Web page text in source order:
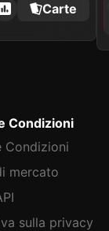
Carte
Condizioni
Condizioni
mercato
sulla privacy